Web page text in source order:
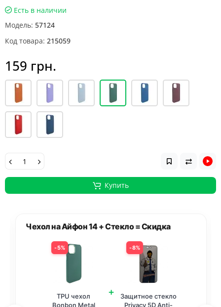
Есть в наличии
Модель: 57124
Код товара: 215059
159 грн.
Купить
Чехол на Айфон 14 + Стекло = Скидка
5%
TPU чехол
Bonbon Metal
+
8%
Защитное стекло
Privacy 5D Anti-